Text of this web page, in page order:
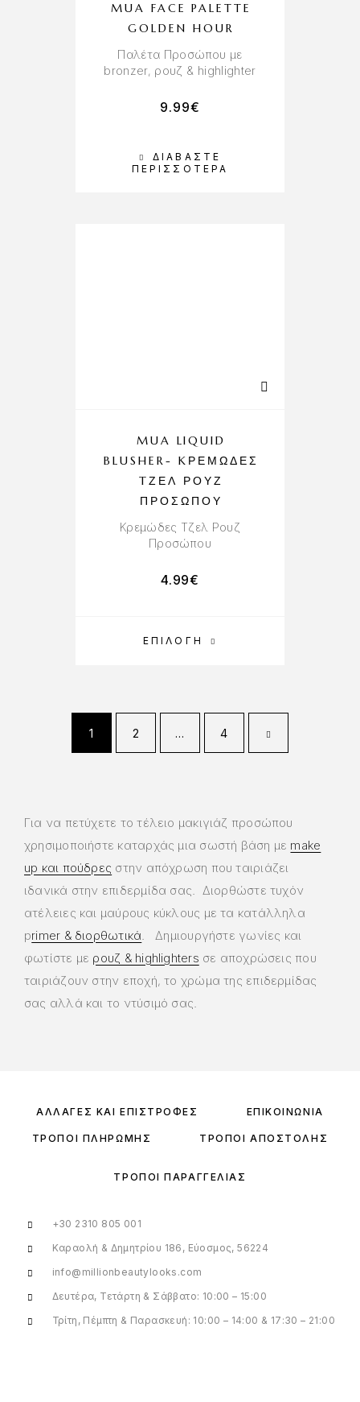
ΔΙΑΒΆΣΤΕ
ΠΕΡΙΣΣΌΤΕΡΑ
MUA FACE PALETTE
GOLDEN HOUR
Παλέτα Προσώπου με
bronzer, ρουζ & highlighter
9.99€
ΕΠΙΛΟΓΉ
MUA LIQUID
BLUSHER- KΡΕΜΏΔΕΣ
TΖΕΛ ΡΟΥΖ
ΠΡΟΣΏΠΟΥ
Kρεμώδες Tζελ Ρουζ
Προσώπου
4.99€
1 2 … 4
Για να πετύχετε το τέλειο μακιγιάζ προσώπου
χρησιμοποιήστε καταρχάς μια σωστή βάση με make
up και πούδρες στην απόχρωση που ταιριάζει
ιδανικά στην επιδερμίδα σας. Διορθώστε τυχόν
ατέλειες και μαύρους κύκλους με τα κατάλληλα
primer & διορθωτικά . Δημιουργήστε γωνίες και
φωτίστε με ρουζ & highlighters σε αποχρώσεις που
ταιριάζουν στην εποχή, το χρώμα της επιδερμίδας
σας αλλά και το ντύσιμό σας.
ΑΛΛΑΓΈΣ ΚΑΙ ΕΠΙΣΤΡΟΦΈΣ ΕΠΙΚΟΙΝΩΝΊΑ
ΤΡΌΠΟΙ ΠΛΗΡΩΜΉΣ ΤΡΌΠΟΙ ΑΠΟΣΤΟΛΉΣ
ΤΡΌΠΟΙ ΠΑΡΑΓΓΕΛΊΑΣ
+30 2310 805 001
Καραολή & Δημητρίου 186, Εύοσμος, 56224
info@millionbeautylooks.com
Δευτέρα, Τετάρτη & Σάββατο: 10:00 – 15:00
Τρίτη, Πέμπτη & Παρασκευή: 10:00 – 14:00 & 17:30 – 21:00